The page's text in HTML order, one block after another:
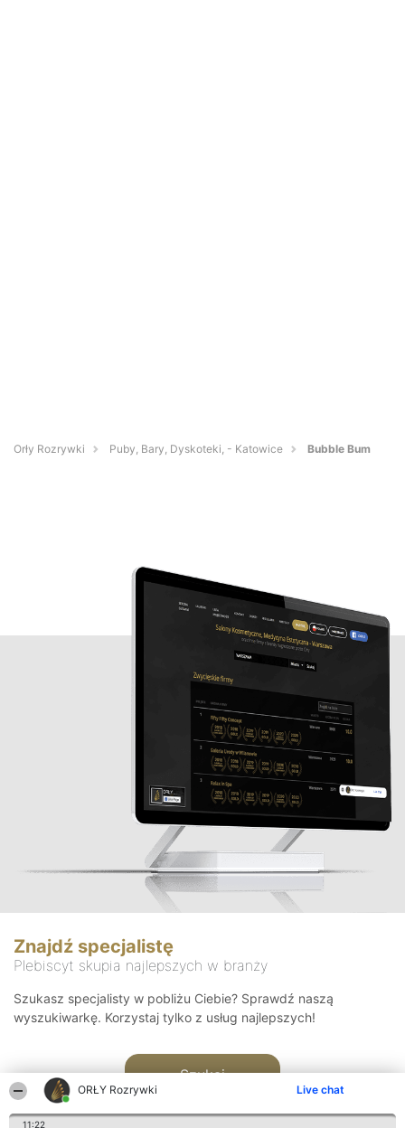
ORŁY Rozrywki Live chat
11:22
Orły Rozrywki Puby, Bary, Dyskoteki, - Katowice Bubble Bum
Znajdź specjalistę
Plebiscyt skupia najlepszych w branży
Szukasz specjalisty w pobliżu Ciebie? Sprawdź naszą
wyszukiwarkę. Korzystaj tylko z usług najlepszych!
Szukaj